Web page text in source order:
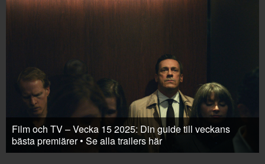
Film och TV – Vecka 15 2025: Din guide till veckans
bästa premiärer • Se alla trailers här